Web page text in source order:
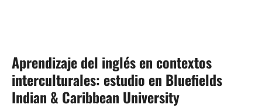
Aprendizaje del inglés en contextos
interculturales: estudio en Bluefields
Indian & Caribbean University